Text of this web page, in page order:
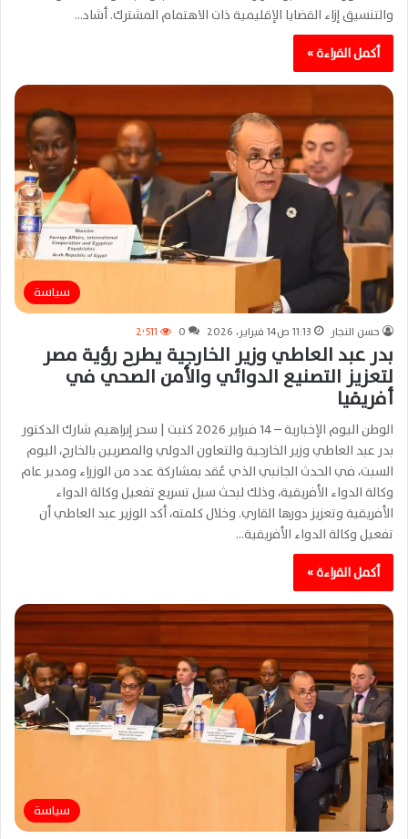
والتنسيق إزاء القضايا الإقليمية ذات الاهتمام المشترك. أشاد…
أكمل القراءة »
سياسة
حسن النجار 11:13 ص14 فبراير، 2026 0 2٬511
بدر عبد العاطي وزير الخارجية يطرح رؤية مصر
لتعزيز التصنيع الدوائي والأمن الصحي في
أفريقيا
الوطن اليوم الإخبارية – 14 فبراير 2026 كتبت | سحر إبراهيم شارك الدكتور
بدر عبد العاطي وزير الخارجية والتعاون الدولي والمصريين بالخارج، اليوم
السبت، في الحدث الجانبي الذي عُقد بمشاركة عدد من الوزراء ومدير عام
وكالة الدواء الأفريقية، وذلك لبحث سبل تسريع تفعيل وكالة الدواء
الأفريقية وتعزيز دورها القاري. وخلال كلمته، أكد الوزير عبد العاطي أن
تفعيل وكالة الدواء الأفريقية…
أكمل القراءة »
سياسة